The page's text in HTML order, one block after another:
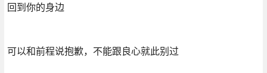
回到你的身边
可以和前程说抱歉，不能跟良心就此别过